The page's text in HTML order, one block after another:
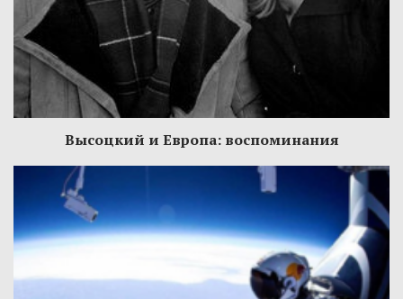
Высоцкий и Европа: воспоминания